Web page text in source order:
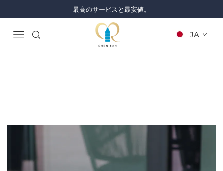
最高のサービスと最安値。
JA